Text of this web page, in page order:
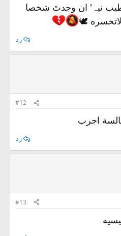
طيب نيہ' ان وجدتَ شخصا
لاتخسره 🕊
رد
#12
اجرب
رد
#13